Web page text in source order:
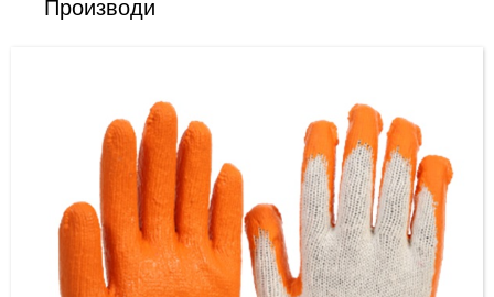
Производи